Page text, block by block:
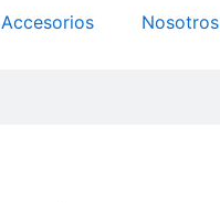
Accesorios Nosotros